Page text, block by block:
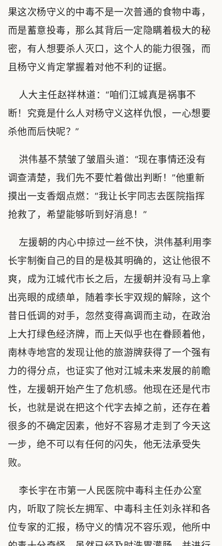
果这次杨守义的中毒不是一次普通的食物中毒，
而是蓄意投毒，那么其背后一定隐瞒着极大的秘
密，有人想要杀人灭口，这个人的能力很强，而
且杨守义肯定掌握着对他不利的证据。
人大主任赵祥林道：“咱们江城真是祸事不
断！究竟是什么人对杨守义这样仇恨，一心想要
杀他而后快呢？”
洪伟基不禁皱了皱眉头道：“现在事情还没有
调查清楚，我们先不要忙着做出判断！”他重新
摸出一支香烟点燃：“我让长宇同志去医院指挥
抢救了，希望能够听到好消息！”
左援朝的内心中掠过一丝不快，洪伟基利用李
长宇制衡自己的目的是极其明确的，这让他很不
爽，成为江城代市长之后，左援朝并没有马上拿
出亮眼的成绩单，随着李长宇双规的解除，这个
昔日低调的对手，忽然变得高调而主动，在政治
上大打绿色经济牌，而上天似乎也在眷顾着他，
南林寺地宫的发现让他的旅游牌获得了一个强有
力的得分点，也证实了他对江城未来发展的前瞻
性，左援朝开始产生了危机感。他现在还是代市
长，也就是说在把这个代字去掉之前，还存在着
很多的不确定因素，他好不容易才走到了今天这
一步，绝不可以有任何的闪失，他无法承受失
败。
李长宇在市第一人民医院中毒科主任办公室
内，听取了院长左拥军、中毒科主任刘永祥和各
位专家的汇报，杨守义的情况不容乐观，他所中